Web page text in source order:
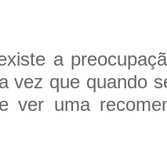
a
vez que quando
ver uma